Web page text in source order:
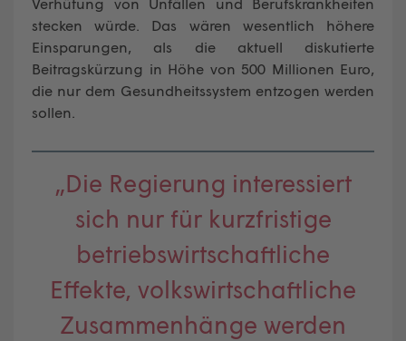
Verhütung von Unfällen und Berufskrankheiten
stecken würde. Das wären wesentlich höhere
Einsparungen, als die aktuell diskutierte
Beitragskürzung in Höhe von 500 Millionen Euro,
die nur dem Gesundheitssystem entzogen werden
sollen.
„Die Regierung interessiert
sich nur für kurzfristige
betriebswirtschaftliche
Effekte, volkswirtschaftliche
Zusammenhänge werden